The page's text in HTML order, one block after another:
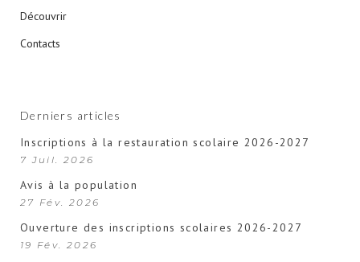
Découvrir
Contacts
Derniers articles
Inscriptions à la restauration scolaire 2026-2027
7 Juil. 2026
Avis à la population
27 Fév. 2026
Ouverture des inscriptions scolaires 2026-2027
19 Fév. 2026